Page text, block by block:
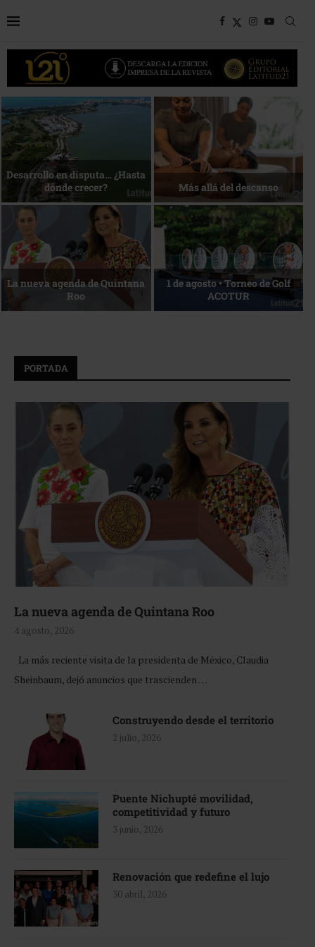
Bottega, un viaje servido a la
mesa
Energía que Impulsa la
competitividad
Reconocimiento de viajeros La esencia del servicio
PORTADA
La nueva agenda de Quintana Roo
4 agosto, 2026
La más reciente visita de la presidenta de México, Claudia
Sheinbaum, dejó anuncios que trascienden …
Construyendo desde el territorio
2 julio, 2026
Puente Nichupté movilidad,
competitividad y futuro
3 junio, 2026
Renovación que redefine el lujo
30 abril, 2026